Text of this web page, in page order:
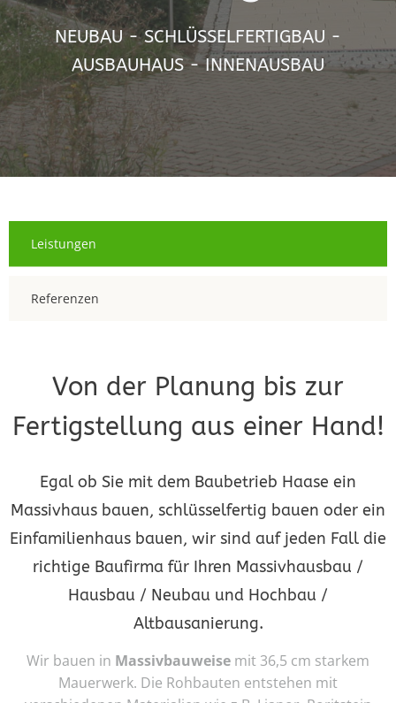
NEUBAU - SCHLÜSSELFERTIGBAU -
AUSBAUHAUS - INNENAUSBAU
Leistungen
Referenzen
Von der Planung bis zur
Fertigstellung aus einer Hand!
Egal ob Sie mit dem Baubetrieb Haase ein
Massivhaus bauen, schlüsselfertig bauen oder ein
Einfamilienhaus bauen, wir sind auf jeden Fall die
richtige Baufirma für Ihren Massivhausbau /
Hausbau / Neubau und Hochbau /
Altbausanierung.
Wir bauen in Massivbauweise mit 36,5 cm starkem
Mauerwerk. Die Rohbauten entstehen mit